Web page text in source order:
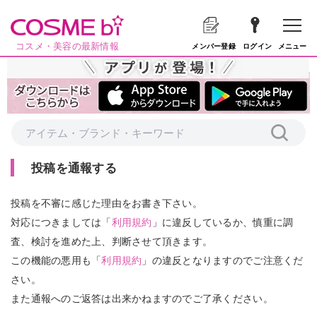
コスメ・美容の最新情報 メンバー登録 ログイン メニュー
投稿を通報する
投稿を不審に感じた理由をお書き下さい。
対応につきましては「利用規約 」に違反しているか、慎重に調
査、検討を進めた上、判断させて頂きます。
この機能の悪用も「利用規約 」の違反となりますのでご注意くだ
さい。
また通報へのご返答は出来かねますのでご了承ください。